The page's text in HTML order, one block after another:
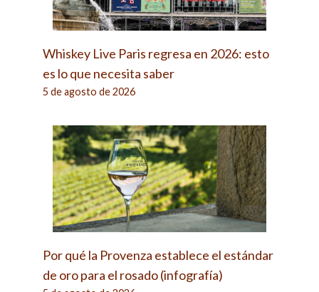
Whiskey Live Paris regresa en 2026: esto
es lo que necesita saber
5 de agosto de 2026
Por qué la Provenza establece el estándar
de oro para el rosado (infografía)